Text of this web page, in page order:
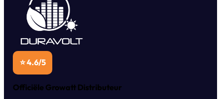
⭐ 4.6/5
Officiële Growatt Distributeur